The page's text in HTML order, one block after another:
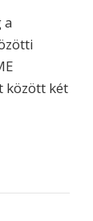
a
között két